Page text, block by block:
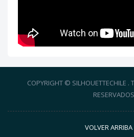
COPYRIGHT © SILHOUETTECHILE .
VOLVER ARRIBA